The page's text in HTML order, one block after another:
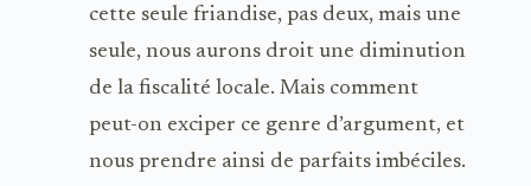
cette seule friandise, pas deux, mais une
seule, nous aurons droit une diminution
de la fiscalité locale. Mais comment
peut-on exciper ce genre d’argument, et
nous prendre ainsi de parfaits imbéciles.